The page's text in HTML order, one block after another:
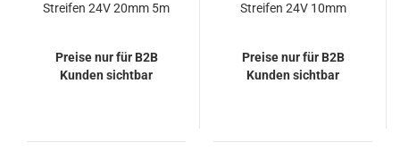
Streifen 24V 20mm 5m
Preise nur für B2B
Kunden sichtbar
Streifen 24V 10mm
Preise nur für B2B
Kunden sichtbar